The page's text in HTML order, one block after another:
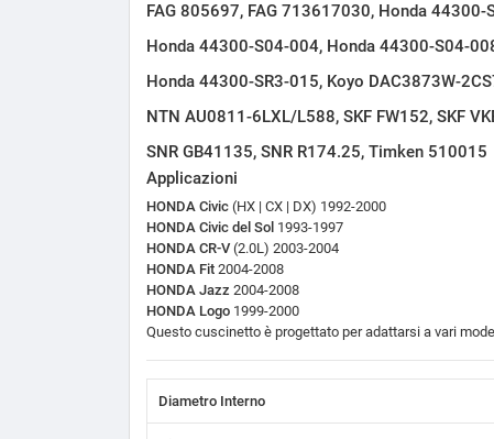
FAG 805697, FAG 713617030, Honda 44300-
Honda 44300-S04-004, Honda 44300-S04-
Honda 44300-SR3-015, Koyo DAC3873W-
NTN AU0811-6LXL/L588, SKF FW152, SKF
SNR GB41135, SNR R174.25, Timken 510015
Applicazioni
HONDA Civic (HX | CX | DX) 1992-2000
HONDA Civic del Sol 1993-1997
HONDA CR-V(2.0L) 2003-2004
HONDA Fit 2004-2008
HONDA Jazz 2004-2008
HONDA Logo 1999-2000
Questo cuscinetto è progettato per adattarsi a vari
Diametro Interno